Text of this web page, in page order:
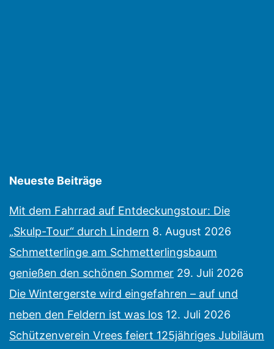
Neueste Beiträge
Mit dem Fahrrad auf Entdeckungstour: Die
„Skulp-Tour“ durch Lindern 8. August 2026
Schmetterlinge am Schmetterlingsbaum
genießen den schönen Sommer 29. Juli 2026
Die Wintergerste wird eingefahren – auf und
neben den Feldern ist was los 12. Juli 2026
Schützenverein Vrees feiert 125jähriges Jubiläum